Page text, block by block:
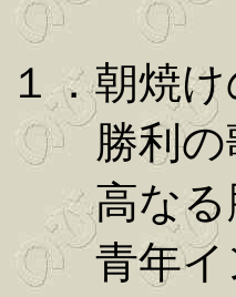
１．朝焼
勝利の
高なる
青年イ